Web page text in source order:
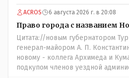
депутатов, как говориться- с
шерсти клок, тем более эта
своего кармана, а с халявных,
сильно не торговалась бы.
ACROS 6 августа 2026 г. в 20:08
Право города с названием
Цитата://новым губернатором
генерал-майором А. П.
новому - коллега Архимеда и
подкупом членов уездной